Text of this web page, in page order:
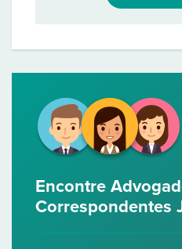
Encontre
Correspondentes